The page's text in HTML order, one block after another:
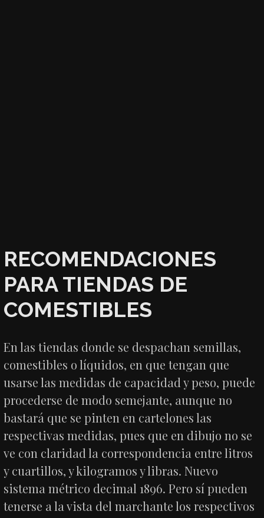
RECOMENDACIONES
PARA TIENDAS DE
COMESTIBLES
En las tiendas donde se despachan semillas,
comestibles o líquidos, en que tengan que
usarse las medidas de capacidad y peso, puede
procederse de modo semejante, aunque no
bastará que se pinten en cartelones las
respectivas medidas, pues que en dibujo no se
ve con claridad la correspondencia entre litros
y cuartillos, y kilogramos y libras. Nuevo
sistema métrico decimal 1896. Pero sí pueden
tenerse a la vista del marchante los respectivos